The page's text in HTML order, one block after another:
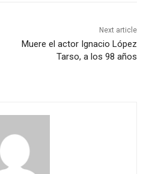
Next article
Muere el actor Ignacio López
Tarso, a los 98 años